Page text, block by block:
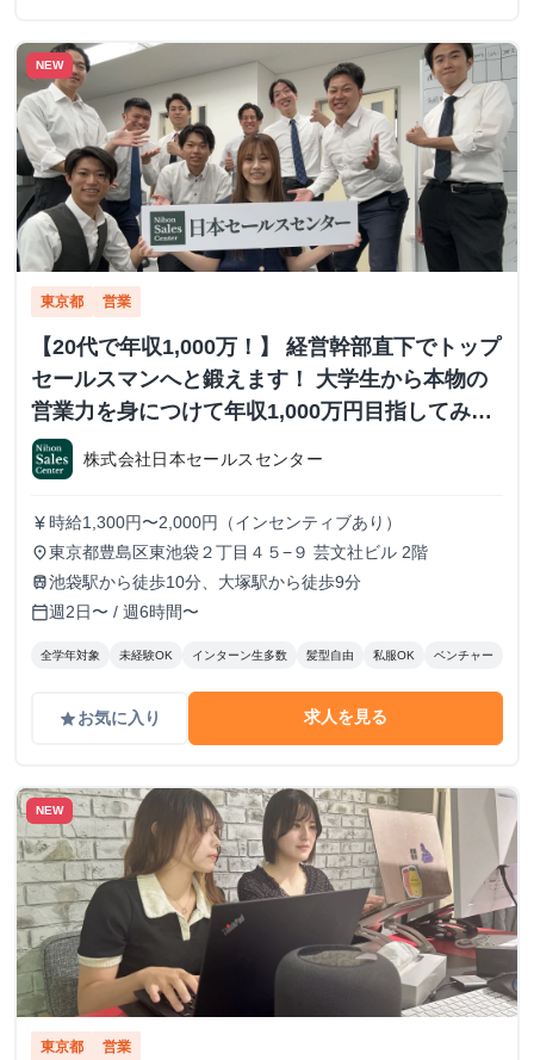
NEW
東京都 営業
【20代で年収1,000万！】 経営幹部直下でトップ
セールスマンへと鍛えます！ 大学生から本物の
営業力を身につけて年収1,000万円目指してみま
せんか？ ※当社直結内定あり #学歴不問 #未経験
可 #1.2年生可 - 株式会社日本セールスセンター
の長期・有給インターンシップ
株式会社日本セールスセンター
currency_yen 時給1,300円〜2,000円（インセンティブあり）
place東京都豊島区東池袋２丁目４５−９ 芸文社ビル 2階
train池袋駅から徒歩10分、大塚駅から徒歩9分
calendar_today週2日〜 / 週6時間〜
全学年対象 未経験OK インターン生多数 髪型自由 私服OK ベンチャー
gradeお気に入り 求人を見る
NEW
東京都 営業